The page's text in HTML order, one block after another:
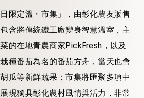
限定溫・市集」，由彰化農友販售
含將傳統鐵工廠變身智慧溫室，主
的在地青農商家PickFresh，以及
種番茄為名的番茄方舟，當天也會
瓜等新鮮蔬果；市集將匯聚多項中
現獨具彰化農村風情與活力，非常